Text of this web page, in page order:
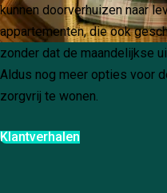
kunnen doorverhuizen naar
appartementen, die ook
zonder dat de maandelijkse
Aldus nog meer opties voor
zorgvrij te wonen.
Klantverhalen